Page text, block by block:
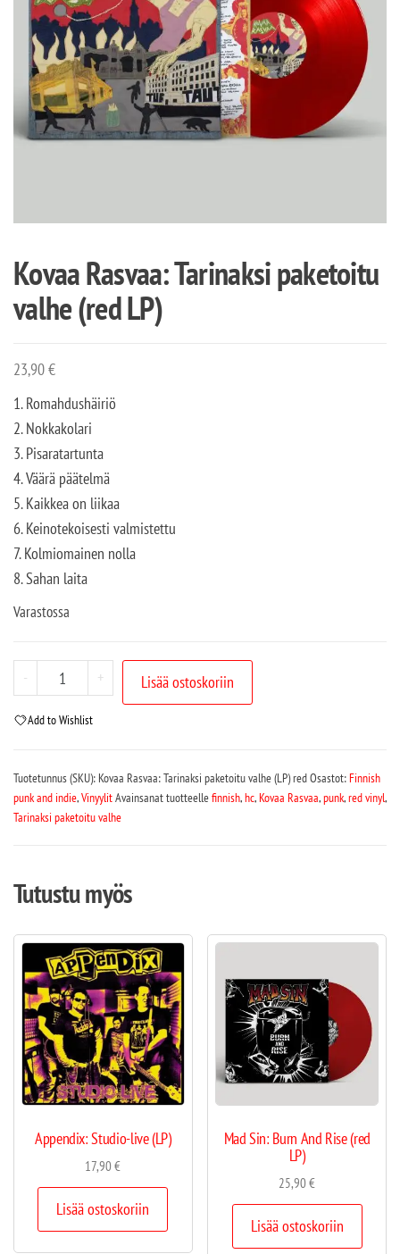
Kovaa Rasvaa: Tarinaksi paketoitu
valhe (red LP)
23,90€
1. Romahdushäiriö
2. Nokkakolari
3. Pisaratartunta
4. Väärä päätelmä
5. Kaikkea on liikaa
6. Keinotekoisesti valmistettu
7. Kolmiomainen nolla
8. Sahan laita
Varastossa
- + Lisää ostoskoriin
Add to Wishlist
Tuotetunnus (SKU): Kovaa Rasvaa: Tarinaksi paketoitu valhe (LP) redOsastot:Finnish
punk and indie,VinyylitAvainsanat tuotteellefinnish,hc,Kovaa Rasvaa,punk,red vinyl,
Tarinaksi paketoitu valhe
Tutustu myös
Appendix: Studio-live (LP)
17,90€
Lisää ostoskoriin
Mad Sin: Burn And Rise (red
LP)
25,90€
Lisää ostoskoriin